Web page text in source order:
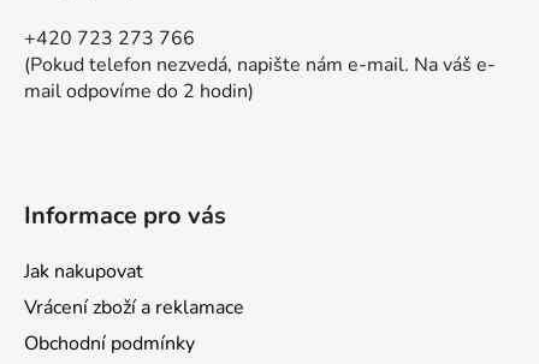
+420 723 273 766
(Pokud telefon nezvedá, napište nám e-mail. Na váš e-
mail odpovíme do 2 hodin)
Informace pro vás
Jak nakupovat
Vrácení zboží a reklamace
Obchodní podmínky